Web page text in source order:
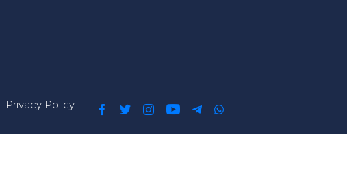
| Privacy Policy |